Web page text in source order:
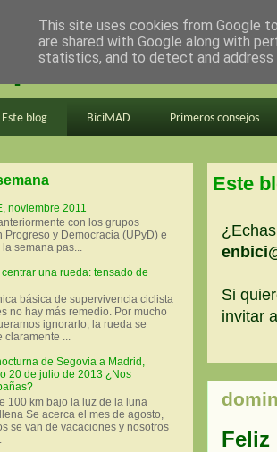
por madrid
Este blog BiciMAD Primeros consejos
Este
Si
invitar
Feliz
noviembre 2011
con los grupos
y Democracia (UPyD) e
la semana pas...
una rueda: tensado de
básica de supervivencia ciclista
no hay más remedio. Por mucho
ignorarlo, la rueda se
claramente ...
de Segovia a Madrid,
20 de julio de 2013 ¿Nos
100 km bajo la luz de la luna
Se acerca el mes de agosto,
se van de vacaciones y nosotros
This site uses cookies from Google
are shared with Google along with
statistics, and to detect and address